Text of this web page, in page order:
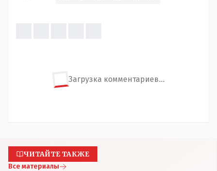
Загрузка комментариев...
ЧИТАЙТЕ ТАКЖЕ
Все материалы